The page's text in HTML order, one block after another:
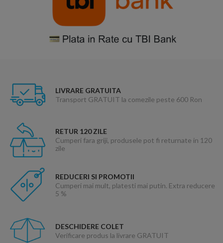
LIVRARE GRATUITA
Transport GRATUIT la comezile peste 600 Ron
RETUR 120 ZILE
Cumperi fara griji, produsele pot fi returnate in 120
zile
REDUCERI SI PROMOTII
Cumperi mai mult, platesti mai putin. Extra reducere
5 %
DESCHIDERE COLET
Verificare produs la livrare GRATUIT